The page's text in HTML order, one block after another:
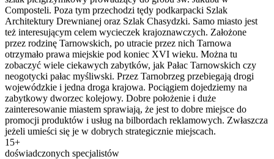
Composteli. Poza tym przechodzi tędy podkarpacki Szlak
Architektury Drewnianej oraz Szlak Chasydzki. Samo miasto jest
też interesującym celem wycieczek krajoznawczych. Założone
przez rodzinę Tarnowskich, po utracie przez nich Tarnowa
otrzymało prawa miejskie pod koniec XVI wieku. Można tu
zobaczyć wiele ciekawych zabytków, jak Pałac Tarnowskich czy
neogotycki pałac myśliwski. Przez Tarnobrzeg przebiegają drogi
wojewódzkie i jedna droga krajowa. Pociągiem dojedziemy na
zabytkowy dworzec kolejowy. Dobre położenie i duże
zainteresowanie miastem sprawiają, że jest to dobre miejsce do
promocji produktów i usług na bilbordach reklamowych. Zwłaszcza
jeżeli umieści się je w dobrych strategicznie miejscach.
15+
doświadczonych specjalistów